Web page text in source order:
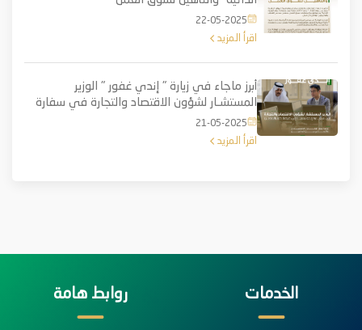
22-05-2025
اقرأ المزيد
أبرز ماجاء في زيارة " إندي غفور " الوزير
المستشـار لشؤون الاقتصاد والتجارة في سفارة
إندونيسيا إلى غرفة حفرالباطن لبحث فرص
التعاون وتعزيز العلاقات التجـارية
21-05-2025
اقرأ المزيد
الخدمات روابط هامة